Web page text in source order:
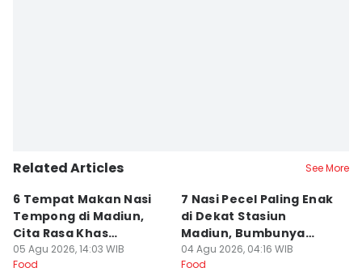
Related Articles See More
6 Tempat Makan Nasi
Tempong di Madiun,
Cita Rasa Khas
Banyuwangi
05 Agu 2026, 14:03 WIB
Food
7 Nasi Pecel Paling Enak
di Dekat Stasiun
Madiun, Bumbunya
Khas
04 Agu 2026, 04:16 WIB
Food